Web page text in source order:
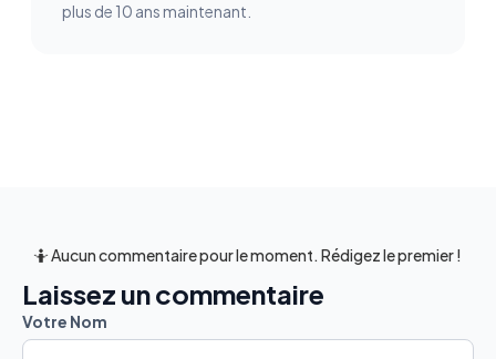
plus de 10 ans maintenant.
🤷 Aucun commentaire pour le moment. Rédigez le premier !
Laissez un commentaire
Votre Nom